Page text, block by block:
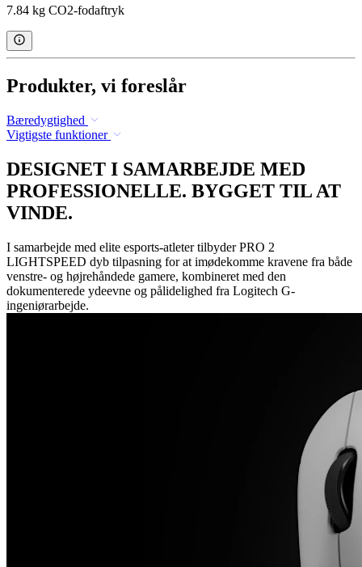
7.84 kg CO2-fodaftryk
Produkter, vi foreslår
Bæredygtighed
Vigtigste funktioner
DESIGNET I SAMARBEJDE MED
PROFESSIONELLE. BYGGET TIL AT
VINDE.
I samarbejde med elite esports-atleter tilbyder PRO 2
LIGHTSPEED dyb tilpasning for at imødekomme kravene fra både
venstre- og højrehåndede gamere, kombineret med den
dokumenterede ydeevne og pålidelighed fra Logitech G-
ingeniørarbejde.